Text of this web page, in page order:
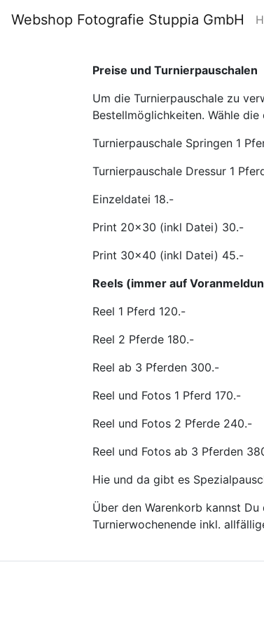
Webshop Fotografie Stuppia GmbH
Preise und Turnierpauschalen
Um die Turnierpauschale zu
Bestellmöglichkeiten. Wähle
Turnierpauschale Springen 1
Turnierpauschale Dressur 1
Einzeldatei 18.-
Print 20x30 (inkl Datei) 30.-
Print 30x40 (inkl Datei) 45.-
Reels (immer auf
Reel 1 Pferd 120.-
Reel 2 Pferde 180.-
Reel ab 3 Pferden 300.-
Reel und Fotos 1 Pferd 170.-
Reel und Fotos 2 Pferde 240.-
Reel und Fotos ab 3 Pferden
Hie und da gibt es
Über den Warenkorb kannst
Turnierwochenende inkl.